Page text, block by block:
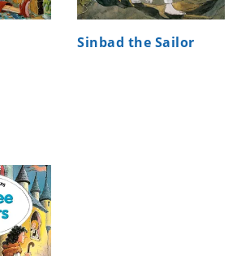
Sinbad the Sailor